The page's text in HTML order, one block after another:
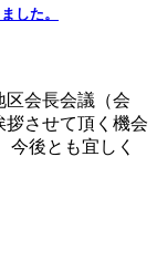
した。
区会長会議（会
させて頂く機会
今後とも宜しく